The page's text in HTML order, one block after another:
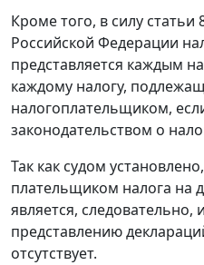
Кроме того, в силу статьи
Российской Федерации
представляется каждым
каждому налогу,
налогоплательщиком,
законодательством о
Так как судом
плательщиком налога на
является, следовательно,
представлению
отсутствует.